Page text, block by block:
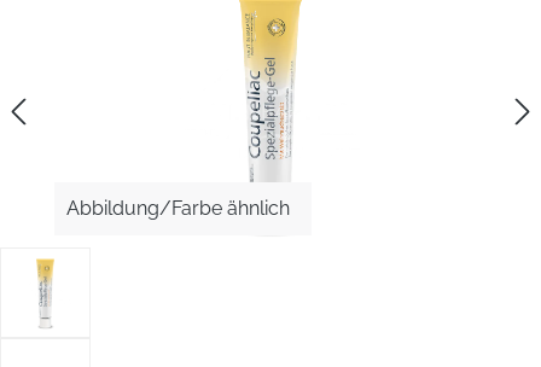
Abbildung/Farbe ähnlich